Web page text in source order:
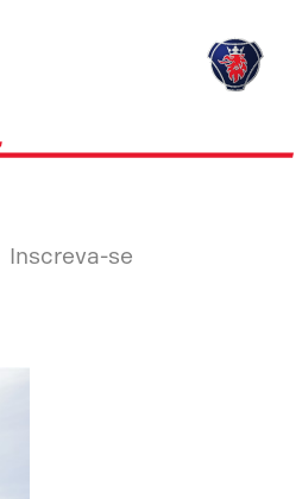
Inscreva-se